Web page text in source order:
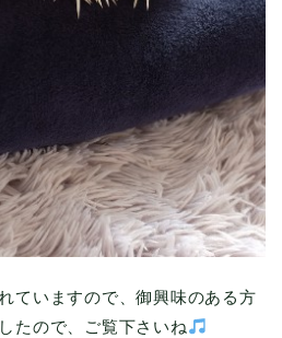
ていますので、御興味のある方
たので、ご覧下さいね